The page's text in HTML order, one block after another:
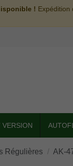
! Expédition
VERSION
Régulières AK-